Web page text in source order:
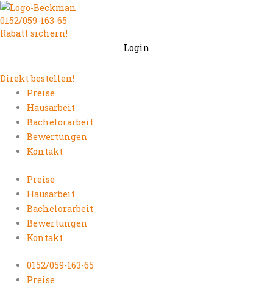
Zum
Inhalt
springen
0152/059-163-65
Rabatt sichern!
Login
Direkt bestellen!
Preise
Hausarbeit
Bachelorarbeit
Bewertungen
Kontakt
Preise
Hausarbeit
Bachelorarbeit
Bewertungen
Kontakt
0152/059-163-65
Preise